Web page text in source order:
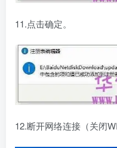
11.点击确定。
12.断开网络连接（关闭